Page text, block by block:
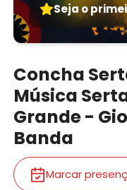
Seja o
Concha
Música
Grande -
Banda
Marcar